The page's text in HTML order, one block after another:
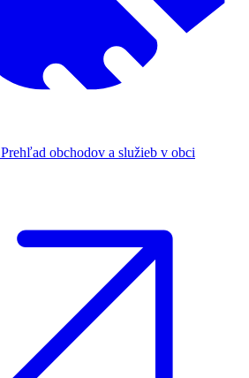
Prehľad obchodov a služieb v obci